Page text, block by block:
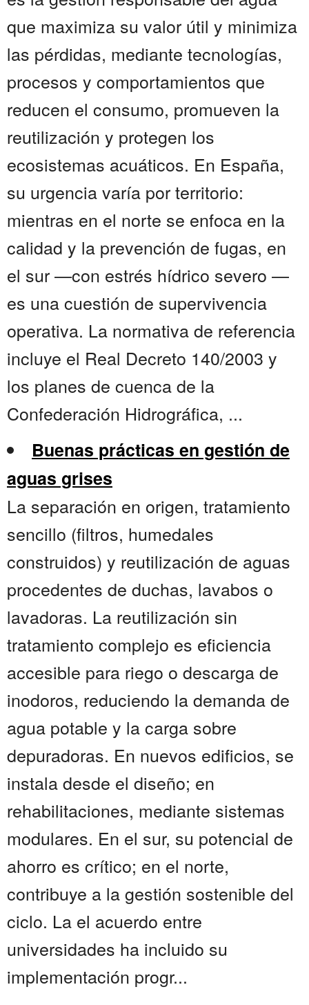
que maximiza su valor útil y minimiza
las pérdidas, mediante tecnologías,
procesos y comportamientos que
reducen el consumo, promueven la
reutilización y protegen los
ecosistemas acuáticos. En España,
su urgencia varía por territorio:
mientras en el norte se enfoca en la
calidad y la prevención de fugas, en
el sur —con estrés hídrico severo —
es una cuestión de supervivencia
operativa. La normativa de referencia
incluye el Real Decreto 140/2003 y
los planes de cuenca de la
Confederación Hidrográfica, ...
Buenas prácticas en gestión de
aguas grises
La separación en origen, tratamiento
sencillo (filtros, humedales
construidos) y reutilización de aguas
procedentes de duchas, lavabos o
lavadoras. La reutilización sin
tratamiento complejo es eficiencia
accesible para riego o descarga de
inodoros, reduciendo la demanda de
agua potable y la carga sobre
depuradoras. En nuevos edificios, se
instala desde el diseño; en
rehabilitaciones, mediante sistemas
modulares. En el sur, su potencial de
ahorro es crítico; en el norte,
contribuye a la gestión sostenible del
ciclo. La el acuerdo entre
universidades ha incluido su
implementación progr...